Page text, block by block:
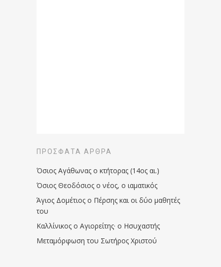
ΠΡΌΣΦΑΤΑ ΆΡΘΡΑ
Όσιος Αγάθωνας ο κτήτορας (14ος αι.)
Όσιος Θεοδόσιος ο νέος, ο ιαματικός
Άγιος Δομέτιος ο Πέρσης και οι δύο μαθητές
του
Καλλίνικος ο Αγιορείτης · ο Ησυχαστής
Μεταμόρφωση του Σωτήρος Χριστού